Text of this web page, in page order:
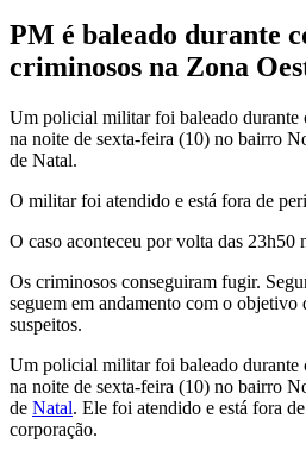
PM é baleado durante
criminosos na Zona
Um policial militar foi baleado durante
na noite de sexta-feira (10) no bairro
de Natal.
O militar foi atendido e está fora de
O caso aconteceu por volta das 23h50
Os criminosos conseguiram fugir.
seguem em andamento com o objetivo
suspeitos.
Um policial militar foi baleado durante
na noite de sexta-feira (10) no bairro
de Natal. Ele foi atendido e está fora
corporação.